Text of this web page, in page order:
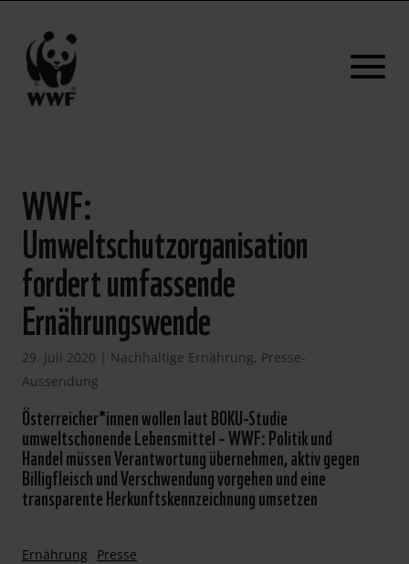
WWF:
Umweltschutzorganisation
fordert umfassende
Ernährungswende
29. Juli 2020 | Nachhaltige Ernährung, Presse-
Aussendung
Österreicher*innen wollen laut BOKU-Studie
umweltschonende Lebensmittel – WWF: Politik und
Handel müssen Verantwortung übernehmen, aktiv gegen
Billigfleisch und Verschwendung vorgehen und eine
transparente Herkunftskennzeichnung umsetzen
Ernährung Presse